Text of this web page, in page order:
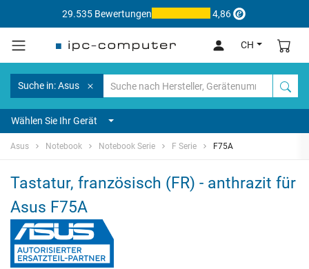
29.535 Bewertungen 4,86
CH
Suche in: Asus
Wählen Sie Ihr Gerät
Asus Notebook Notebook Serie F Serie F75A
Tastatur, französisch (FR) - anthrazit für
Asus F75A